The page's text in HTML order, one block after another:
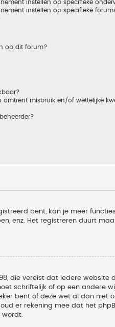
instellen op specifieke
instellen op specifieke
op dit forum?
omtrent misbruik en/of wettelijke
bent, kan je meer
enz. Het registreren duurt
die vereist dat iedere website
schriftelijk of op een andere
bent of deze wet al dan niet
er rekening mee dat het
wordt.